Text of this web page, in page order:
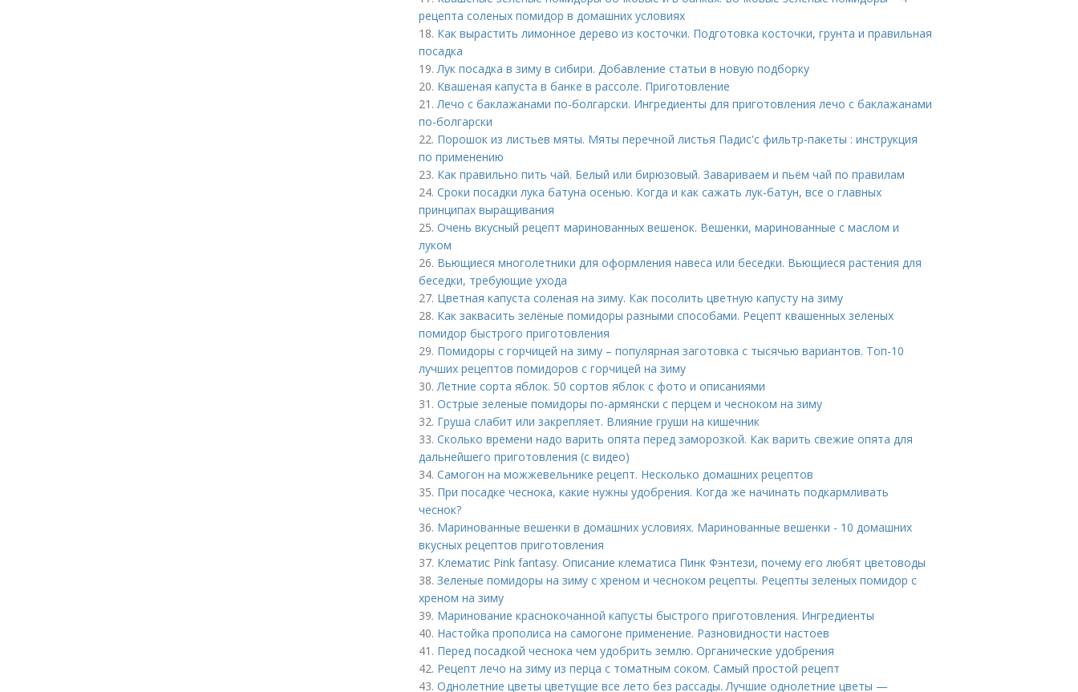
рецепта соленых помидор в домашних условиях
18. Как вырастить лимонное дерево из косточки. Подготовка косточки, грунта и правильная
посадка
19.Лук посадка в зиму в сибири. Добавление статьи в новую подборку
20. Квашеная капуста в банке в рассоле. Приготовление
21.Лечо с баклажанами по-болгарски. Ингредиенты для приготовления лечо с баклажанами
по-болгарски
22. Порошок из листьев мяты. Мяты перечной листья Падис'с фильтр-пакеты : инструкция
по применению
23. Как правильно пить чай. Белый или бирюзовый. Завариваем и пьём чай по правилам
24. Сроки посадки лука батуна осенью. Когда и как сажать лук-батун, все о главных
принципах выращивания
25. Очень вкусный рецепт маринованных вешенок. Вешенки, маринованные с маслом и
луком
26. Вьющиеся многолетники для оформления навеса или беседки. Вьющиеся растения для
беседки, требующие ухода
27. Цветная капуста соленая на зиму. Как посолить цветную капусту на зиму
28. Как заквасить зелёные помидоры разными способами. Рецепт квашенных зеленых
помидор быстрого приготовления
29. Помидоры с горчицей на зиму – популярная заготовка с тысячью вариантов. Топ-10
лучших рецептов помидоров с горчицей на зиму
30.Летние сорта яблок. 50 сортов яблок с фото и описаниями
31. Острые зеленые помидоры по-армянски с перцем и чесноком на зиму
32. Груша слабит или закрепляет. Влияние груши на кишечник
33. Сколько времени надо варить опята перед заморозкой. Как варить свежие опята для
дальнейшего приготовления (с видео)
34. Самогон на можжевельнике рецепт. Несколько домашних рецептов
35. При посадке чеснока, какие нужны удобрения. Когда же начинать подкармливать
чеснок?
36. Маринованные вешенки в домашних условиях. Маринованные вешенки - 10 домашних
вкусных рецептов приготовления
37. Клематис Pink fantasy. Описание клематиса Пинк Фэнтези, почему его любят цветоводы
38. Зеленые помидоры на зиму с хреном и чесноком рецепты. Рецепты зеленых помидор с
хреном на зиму
39. Маринование краснокочанной капусты быстрого приготовления. Ингредиенты
40. Настойка прополиса на самогоне применение. Разновидности настоев
41. Перед посадкой чеснока чем удобрить землю. Органические удобрения
42. Рецепт лечо на зиму из перца с томатным соком. Самый простой рецепт
43. Однолетние цветы цветущие все лето без рассады. Лучшие однолетние цветы —